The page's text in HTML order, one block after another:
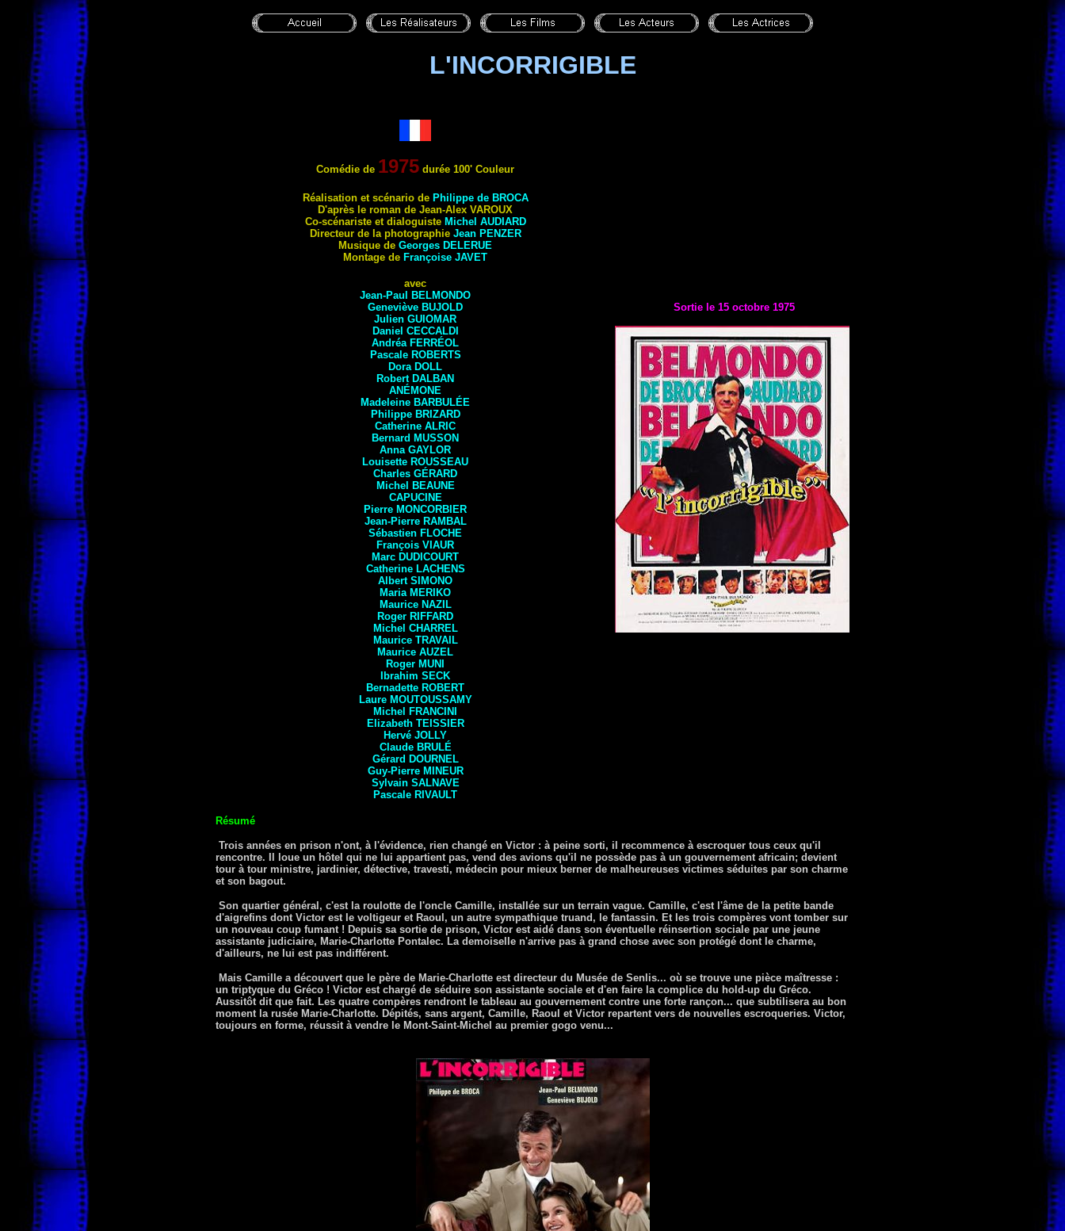
L'INCORRIGIBLE
Comédie de 1975 durée 100' Couleur
Réalisation et scénario de Philippe de BROCA
D'après le roman de Jean-Alex VAROUX
Co-scénariste et dialoguiste Michel AUDIARD
Directeur de la photographie Jean PENZER
Musique de Georges DELERUE
Montage de Françoise JAVET
avec
Jean-Paul BELMONDO
Geneviève BUJOLD
Julien GUIOMAR
Daniel CECCALDI
Andréa FERRÉOL
Pascale ROBERTS
Dora DOLL
Robert DALBAN
ANÉMONE
Madeleine BARBULÉE
Philippe BRIZARD
Catherine ALRIC
Bernard MUSSON
Anna GAYLOR
Louisette ROUSSEAU
Charles GÉRARD
Michel BEAUNE
CAPUCINE
Pierre MONCORBIER
Jean-Pierre RAMBAL
Sébastien FLOCHE
François VIAUR
Marc DUDICOURT
Catherine LACHENS
Albert SIMONO
Maria MERIKO
Maurice NAZIL
Roger RIFFARD
Michel CHARREL
MauriceTRAVAIL
Maurice AUZEL
Roger MUNI
Ibrahim SECK
Bernadette ROBERT
Laure MOUTOUSSAMY
Michel FRANCINI
Elizabeth TEISSIER
Hervé JOLLY
Claude BRULÉ
Gérard DOURNEL
Guy-Pierre MINEUR
Sylvain SALNAVE
Pascale RIVAULT
Sortie le 15 octobre 1975
Résumé
Trois années en prison n'ont, à l'évidence, rien changé en Victor : à peine sorti, il recommence à escroquer tous ceux qu'il
rencontre. Il loue un hôtel qui ne lui appartient pas, vend des avions qu'il ne possède pas à un gouvernement africain; devient
tour à tour ministre, jardinier, détective, travesti, médecin pour mieux berner de malheureuses victimes séduites par son charme
et son bagout.
Son quartier général, c'est la roulotte de l'oncle Camille, installée sur un terrain vague. Camille, c'est l'âme de la petite bande
d'aigrefins dont Victor est le voltigeur et Raoul, un autre sympathique truand, le fantassin. Et les trois compères vont tomber sur
un nouveau coup fumant ! Depuis sa sortie de prison, Victor est aidé dans son éventuelle réinsertion sociale par une jeune
assistante judiciaire, Marie-Charlotte Pontalec. La demoiselle n'arrive pas à grand chose avec son protégé dont le charme,
d'ailleurs, ne lui est pas indifférent.
Mais Camille a découvert que le père de Marie-Charlotte est directeur du Musée de Senlis... où se trouve une pièce maîtresse :
un triptyque du Gréco ! Victor est chargé de séduire son assistante sociale et d'en faire la complice du hold-up du Gréco.
Aussitôt dit que fait. Les quatre compères rendront le tableau au gouvernement contre une forte rançon... que subtilisera au bon
moment la rusée Marie-Charlotte. Dépités, sans argent, Camille, Raoul et Victor repartent vers de nouvelles escroqueries. Victor,
toujours en forme, réussit à vendre le Mont-Saint-Michel au premier gogo venu...